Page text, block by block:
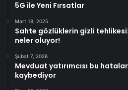
5G ile Yeni Fırsatlar
Mart 18, 2025
Sahte gözlüklerin gizli tehlikesi:
neler oluyor!
Şubat 7, 2026
Mevduat yatırımcısı bu
kaybediyor